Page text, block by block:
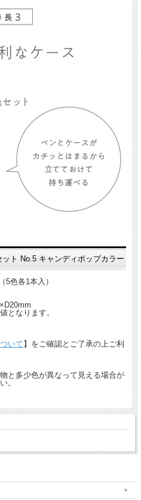
ト No.5 キャンディポップカラー
5色各1本入）
となります。
いて】をご確認とご了承の上ご利
と多少色が異なって見える場合が
。